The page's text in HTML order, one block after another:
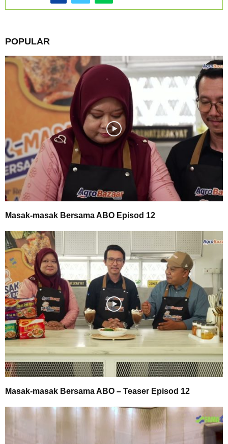
POPULAR
Masak-masak Bersama ABO Episod 12
Masak-masak Bersama ABO – Teaser Episod 12